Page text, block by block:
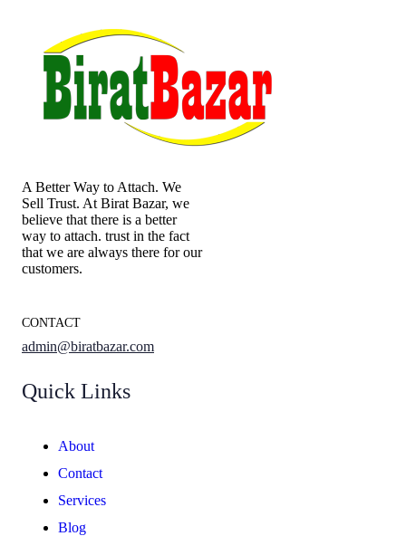
A Better Way to Attach. We
Sell Trust. At Birat Bazar, we
believe that there is a better
way to attach. trust in the fact
that we are always there for our
customers.
CONTACT
admin@biratbazar.com
Quick Links
About
Contact
Services
Blog